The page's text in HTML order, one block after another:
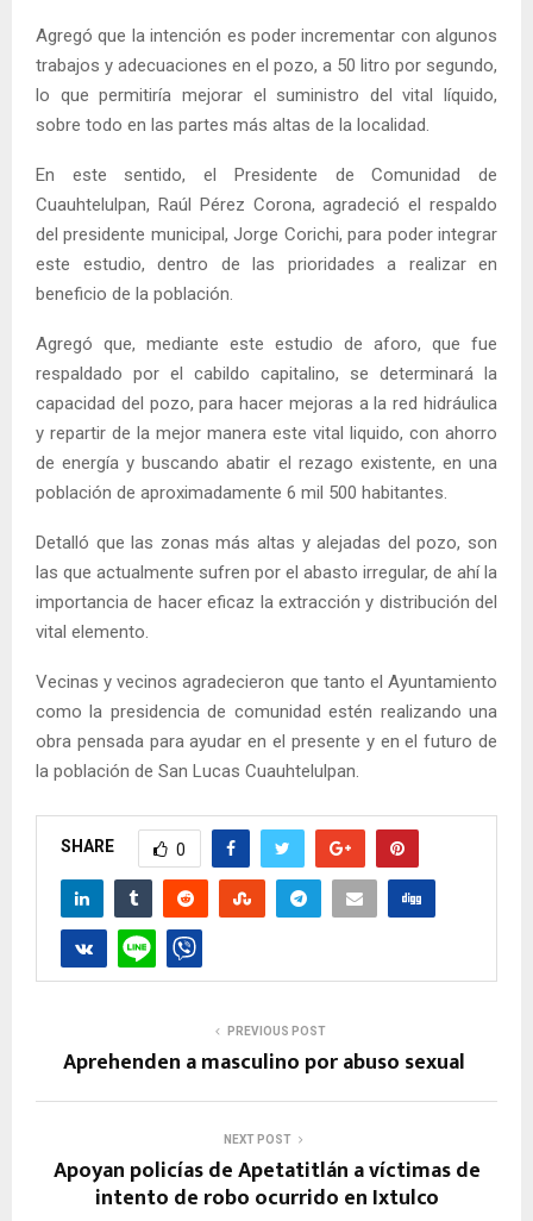
Agregó que la intención es poder incrementar con algunos
trabajos y adecuaciones en el pozo, a 50 litro por segundo,
lo que permitiría mejorar el suministro del vital líquido,
sobre todo en las partes más altas de la localidad.
En este sentido, el Presidente de Comunidad de
Cuauhtelulpan, Raúl Pérez Corona, agradeció el respaldo
del presidente municipal, Jorge Corichi, para poder integrar
este estudio, dentro de las prioridades a realizar en
beneficio de la población.
Agregó que, mediante este estudio de aforo, que fue
respaldado por el cabildo capitalino, se determinará la
capacidad del pozo, para hacer mejoras a la red hidráulica
y repartir de la mejor manera este vital liquido, con ahorro
de energía y buscando abatir el rezago existente, en una
población de aproximadamente 6 mil 500 habitantes.
Detalló que las zonas más altas y alejadas del pozo, son
las que actualmente sufren por el abasto irregular, de ahí la
importancia de hacer eficaz la extracción y distribución del
vital elemento.
Vecinas y vecinos agradecieron que tanto el Ayuntamiento
como la presidencia de comunidad estén realizando una
obra pensada para ayudar en el presente y en el futuro de
la población de San Lucas Cuauhtelulpan.
SHARE 0
PREVIOUS POST
Aprehenden a masculino por abuso sexual
NEXT POST
Apoyan policías de Apetatitlán a víctimas de
intento de robo ocurrido en Ixtulco